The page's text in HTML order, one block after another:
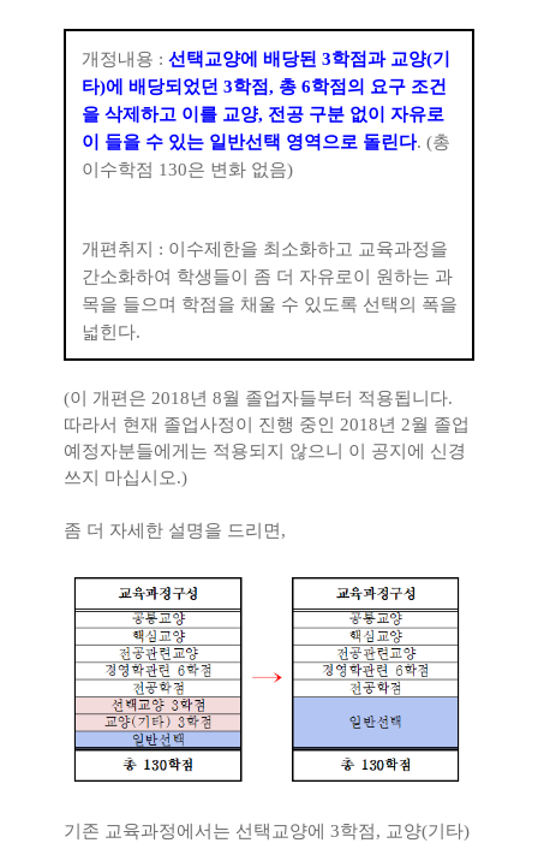
개정내용 : 선택교양에 배당된 3학점과 교양(기
타)에 배당되었던 3학점, 총 6학점의 요구 조건
을 삭제하고 이를 교양, 전공 구분 없이 자유로
이 들을 수 있는 일반선택 영역으로 돌린다. (총
이수학점 130은 변화 없음)
개편취지 : 이수제한을 최소화하고 교육과정을
간소화하여 학생들이 좀 더 자유로이 원하는 과
목을 들으며 학점을 채울 수 있도록 선택의 폭을
넓힌다.
(이 개편은 2018년 8월 졸업자들부터 적용됩니다.
따라서 현재 졸업사정이 진행 중인 2018년 2월 졸업
예정자분들에게는 적용되지 않으니 이 공지에 신경
쓰지 마십시오.)
좀 더 자세한 설명을 드리면,
기존 교육과정에서는 선택교양에 3학점, 교양(기타)